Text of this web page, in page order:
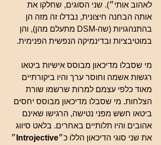
לאהוב אותי״). שני הסוגים, שחלקו את
אותה הבחנה חיצונית, נבדלו זה מזה הן
בהתנהגויות (שה-DSM מתעלם מהן), והן
במוטיבציות ובדינמיקה הנפשית הפנימית.
מי שסבלו מדיכאון מבוסס אישיות ביטאו
רגשות אשמה וחוסר ערך והיו ביקורתיים
מאוד כלפי עצמם למרות שרשמו שורת
הצלחות. מי שסבלו מדיכאון מבוסס יחסים
ביטאו חשש מפני נטישה, הרגישו שאינם
אהובים והיו תלותיים באחרים. בלאט סיווג
את שני סוגי הדיכאון הללו כ״Introjective ״